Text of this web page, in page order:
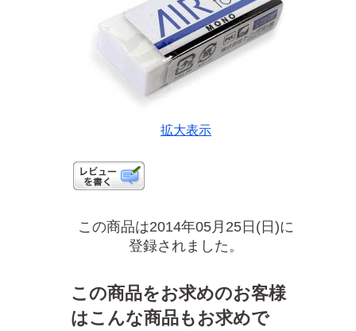
拡大表示
この商品は2014年05月25日(日)に
登録されました。
この商品をお求めのお客様
はこんな商品もお求めで